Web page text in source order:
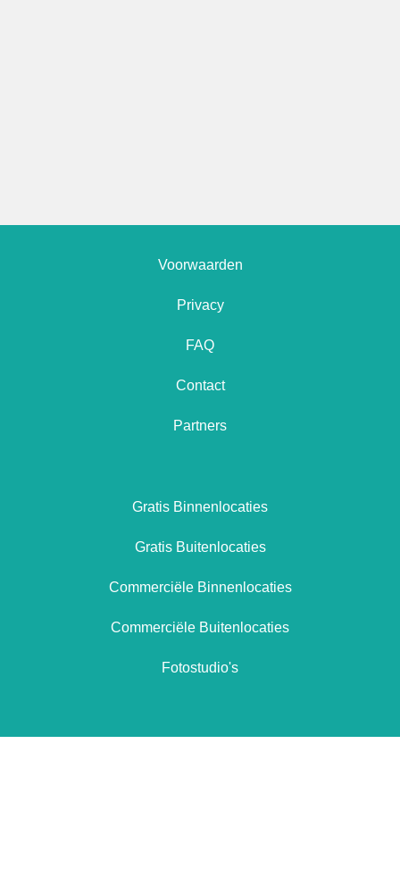
Voorwaarden
Privacy
FAQ
Contact
Partners
Gratis Binnenlocaties
Gratis Buitenlocaties
Commerciële Binnenlocaties
Commerciële Buitenlocaties
Fotostudio's